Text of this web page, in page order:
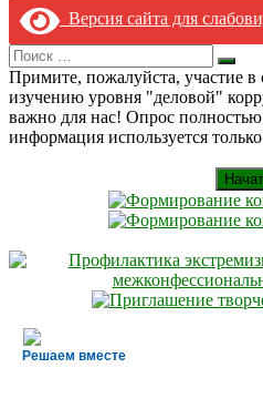
Версия сайта для
Search
for:
Искать
Примите, пожалуйста, участие
изучению уровня "деловой"
важно для нас! Опрос
информация используется
Решаем вместе